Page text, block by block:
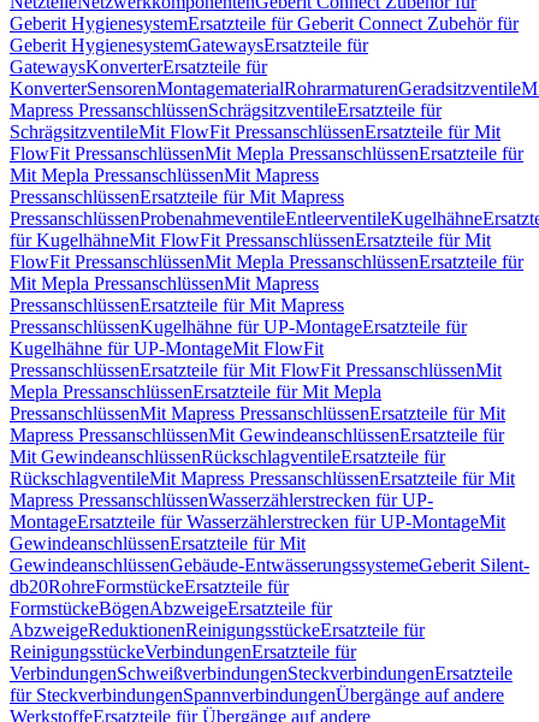
Geberit HygienesystemErsatzteile für Geberit Connect Zubehör für
Geberit HygienesystemGatewaysErsatzteile für
GatewaysKonverterErsatzteile für
KonverterSensorenMontagematerialRohrarmaturenGeradsitzventile
Mapress PressanschlüssenSchrägsitzventileErsatzteile für
SchrägsitzventileMit FlowFit PressanschlüssenErsatzteile für Mit
FlowFit PressanschlüssenMit Mepla PressanschlüssenErsatzteile für
Mit Mepla PressanschlüssenMit Mapress
PressanschlüssenErsatzteile für Mit Mapress
PressanschlüssenProbenahmeventileEntleerventileKugelhähne
für KugelhähneMit FlowFit PressanschlüssenErsatzteile für Mit
FlowFit PressanschlüssenMit Mepla PressanschlüssenErsatzteile für
Mit Mepla PressanschlüssenMit Mapress
PressanschlüssenErsatzteile für Mit Mapress
PressanschlüssenKugelhähne für UP-MontageErsatzteile für
Kugelhähne für UP-MontageMit FlowFit
PressanschlüssenErsatzteile für Mit FlowFit PressanschlüssenMit
Mepla PressanschlüssenErsatzteile für Mit Mepla
PressanschlüssenMit Mapress PressanschlüssenErsatzteile für Mit
Mapress PressanschlüssenMit GewindeanschlüssenErsatzteile für
Mit GewindeanschlüssenRückschlagventileErsatzteile für
RückschlagventileMit Mapress PressanschlüssenErsatzteile für Mit
Mapress PressanschlüssenWasserzählerstrecken für UP-
MontageErsatzteile für Wasserzählerstrecken für UP-MontageMit
GewindeanschlüssenErsatzteile für Mit
GewindeanschlüssenGebäude-EntwässerungssystemeGeberit Silent-
db20RohreFormstückeErsatzteile für
FormstückeBögenAbzweigeErsatzteile für
AbzweigeReduktionenReinigungsstückeErsatzteile für
ReinigungsstückeVerbindungenErsatzteile für
VerbindungenSchweißverbindungenSteckverbindungenErsatzteile
für SteckverbindungenSpannverbindungenÜbergänge auf andere
WerkstoffeErsatzteile für Übergänge auf andere